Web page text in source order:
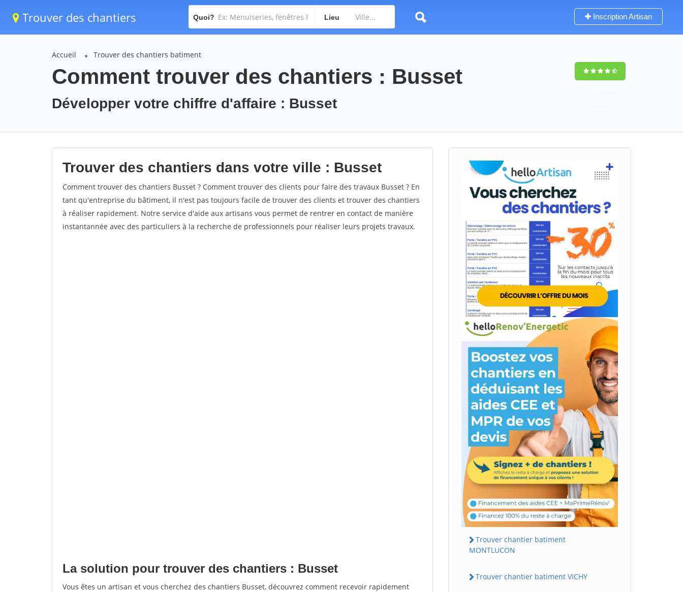
Trouver des chantiers Quoi? Lieu Inscription Artisan
Accueil Trouver des chantiers batiment
Comment trouver des chantiers : Busset
Développer votre chiffre d'affaire : Busset
Trouver des chantiers dans votre ville : Busset
Comment trouver des chantiers Busset ? Comment trouver des clients pour faire des travaux Busset ? En
tant qu'entreprise du bâtiment, il n'est pas toujours facile de trouver des clients et trouver des chantiers
à réaliser rapidement. Notre service d'aide aux artisans vous permet de rentrer en contact de manière
instantannée avec des particuliers à la recherche de professionnels pour réaliser leurs projets travaux.
La solution pour trouver des chantiers : Busset
Vous êtes un artisan et vous cherchez des chantiers Busset, découvrez comment recevoir rapidement
Trouver chantier batiment
MONTLUCON
Trouver chantier batiment VICHY